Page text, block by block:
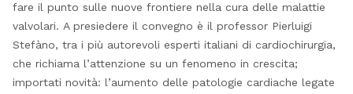
fare il punto sulle nuove frontiere nella cura delle malattie
valvolari. A presiedere il convegno è il professor Pierluigi
Stefàno, tra i più autorevoli esperti italiani di cardiochirurgia,
che richiama l’attenzione su un fenomeno in crescita;
importati novità: l’aumento delle patologie cardiache legate